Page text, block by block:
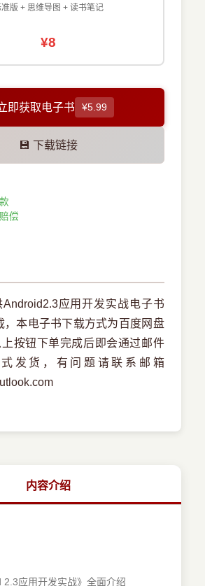
版 + 思维导图 + 读书笔记
¥8
即获取电子书 ¥5.99
💾 下载链接
偿
应用开发实战电子书
，本电子书下载方式为百度网盘
按钮下单完成后即会通过邮件
发货，有问题请联系邮箱
内容介绍
应用开发实战》全面介绍